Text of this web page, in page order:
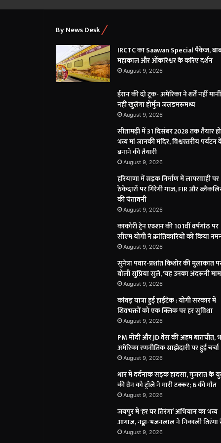
By News Desk
IRCTC का Saawan Special पैकेज,
महाकाल और ओंकारेश्वर के करिए दर्शन
August 9, 2026
ईरान की दो टूक- अमेरिका ने शर्तें नहीं
नहीं खुलेगा होर्मुज जलडमरूमध्य
August 9, 2026
सीतामढ़ी में 31 दिसंबर 2028 तक तैयार
भव्य मां जानकी मंदिर, विश्वस्तरीय पर्यटन
बनाने की तैयारी
August 9, 2026
हरियाणा में सड़क निर्माण में लापरवाही पर
ठेकेदारों पर गिरेगी गाज, FIR और
की चेतावनी
August 9, 2026
काकोरी ट्रेन एक्शन की 101वीं वर्षगांठ पर
सीएम योगी ने क्रांतिकारियों को किया
August 9, 2026
सुनेत्रा पवार-प्रशांत किशोर की मुलाकात
बोलीं सुप्रिया सुले, ‘यह उनका अंदरूनी
August 9, 2026
कांवड़ यात्रा हुई हाईटेक : योगी सरकार में
शिवभक्तों को एक क्लिक पर हर सुविधा
August 9, 2026
PM मोदी और JD वेंस की अहम बातचीत,
अमेरिका रणनीतिक साझेदारी पर हुई चर्चा
August 9, 2026
धार में दर्दनाक सड़क हादसा, गुजरात के
की वैन को ट्रॉले ने मारी टक्कर; 6 की मौत
August 9, 2026
जयपुर में ‘हर घर तिरंगा’ अभियान का भव्य
आगाज, नड्डा-भजनलाल ने निकाली तिरंगा
August 9, 2026